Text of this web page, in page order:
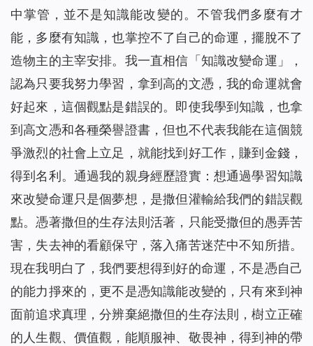
中掌管，並不是知識能改變的。不管我們多麼有才
能，多麼有知識，也掌控不了自己的命運，擺脫不了
造物主的主宰安排。我一直相信「知識改變命運」，
認為只要我努力學習，拿到高的文憑，我的命運就會
好起來，這個觀點是錯誤的。即使我學到知識，也拿
到高文憑和各種榮譽證書，但也不代表我能在這個競
爭激烈的社會上立足，就能找到好工作，賺到金錢，
得到名利。通過我的親身經歷證實：想通過學習知識
來改變命運只是個夢想，是撒但灌輸給我們的錯誤觀
點。憑著撒但的生存法則活著，只能受撒但的愚弄苦
害，失去神的看顧保守，落入痛苦迷茫中不知所措。
現在我明白了，我們要想得到好的命運，不是憑自己
的能力掙來的，更不是憑知識能改變的，只有來到神
面前追求真理，分辨棄絕撒但的生存法則，樹立正確
的人生觀、價值觀，能順服神、敬畏神，得到神的帶